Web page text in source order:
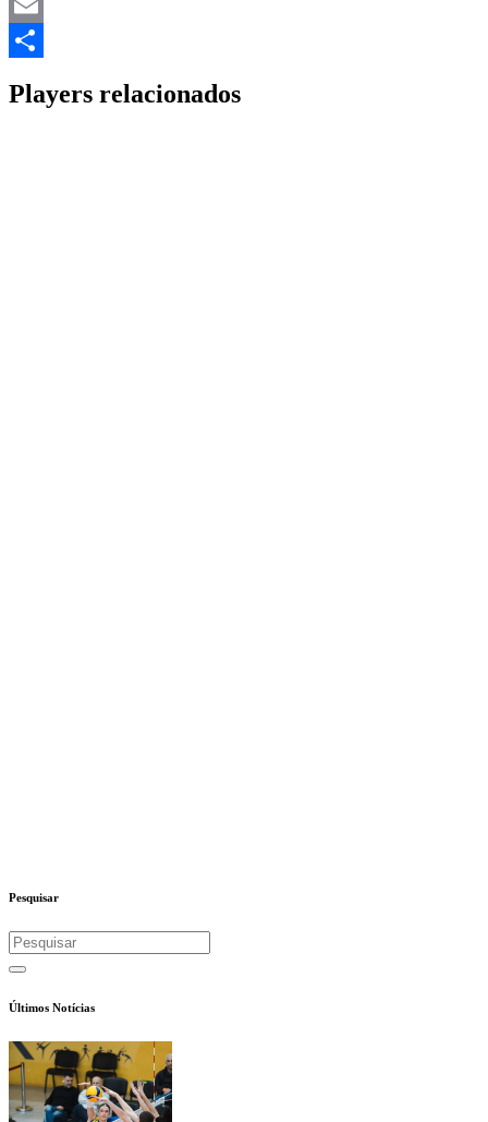
Mastodon
Email
Players relacionados
Pesquisar
Últimos Notícias